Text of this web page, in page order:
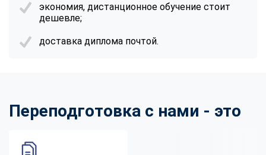
экономия, дистанционное обучение стоит
дешевле;
доставка диплома почтой.
Переподготовка с нами - это